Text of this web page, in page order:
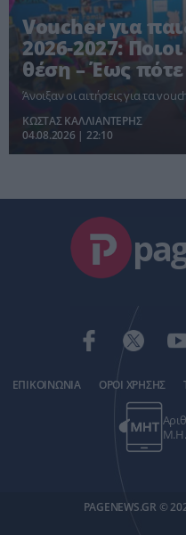
Voucher για
2026-2027:
θέση – Έως πότε
Άνοιξαν οι αιτήσεις για τα
ΚΩΣΤΑΣ ΚΑΛΛΙΑΝΤΕΡΗΣ
04.08.2026 | 22:10
ΕΠΙΚΟΙΝΩΝΙΑ ΟΡΟΙ ΧΡΗΣΗΣ
PAGENEWS.GR ©